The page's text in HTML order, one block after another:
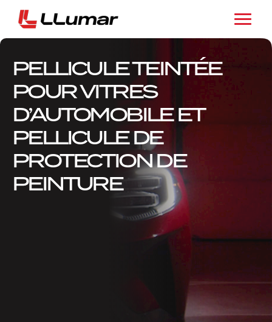
PELLICULE TEINTÉE
POUR VITRES
D’AUTOMOBILE ET
PELLICULE DE
PROTECTION DE
PEINTURE